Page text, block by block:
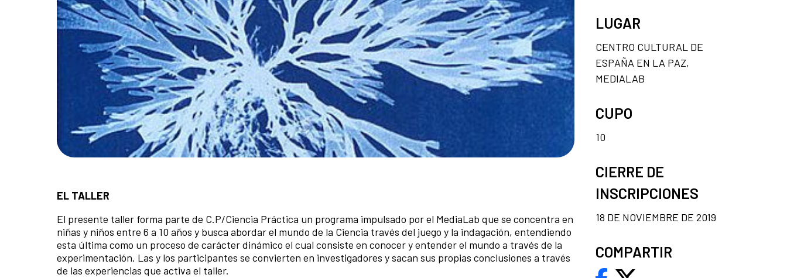
EL TALLER
El presente taller forma parte de C.P/Ciencia Práctica un programa impulsado por el MediaLab que se concentra en
niñas y niños entre 6 a 10 años y busca abordar el mundo de la Ciencia través del juego y la indagación, entendiendo
esta última como un proceso de carácter dinámico el cual consiste en conocer y entender el mundo a través de la
experimentación. Las y los participantes se convierten en investigadores y sacan sus propias conclusiones a través
de las experiencias que activa el taller.
LUGAR
CENTRO CULTURAL DE
ESPAÑA EN LA PAZ,
MEDIALAB
CUPO
10
CIERRE DE
INSCRIPCIONES
18 DE NOVIEMBRE DE 2019
COMPARTIR